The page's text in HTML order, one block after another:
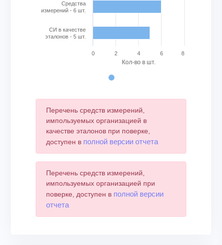
Кол-во в шт.
Cредства
измерений - 6 шт.
СИ в качестве
эталонов - 5 шт.
0 2 4 6 8
Перечень средств измерений,
импользуемых организацией в
качестве эталонов при поверке,
доступен в полной версии отчета
Перечень средств измерений,
импользуемых организацией при
поверке, доступен в полной версии
отчета